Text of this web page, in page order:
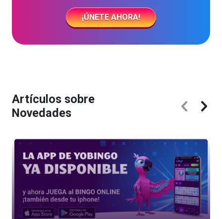
¡ÚNETE AHORA!
Artículos sobre
Novedades